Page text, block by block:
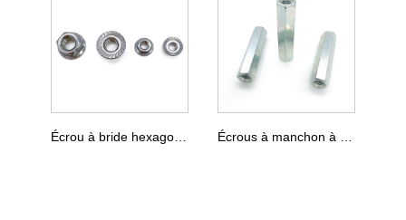
Écrou à bride hexagonale DIN 6923 Écrous à manchon à tête hexagonale DIN 6330